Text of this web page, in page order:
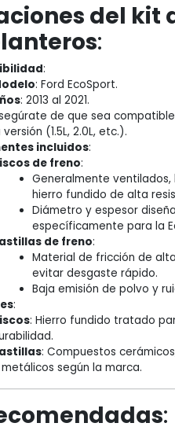
del kit
:
:
: Ford EcoSport.
: 2013 al 2021.
de que sea
versión (1.5L, 2.0L, etc.).
incluidos:
de freno:
Generalmente ventilados,
hierro fundido de alta
Diámetro y espesor
específicamente para la
de freno:
Material de fricción de
evitar desgaste rápido.
Baja emisión de polvo y
:
: Hierro fundido tratado
: Compuestos
según la marca.
: